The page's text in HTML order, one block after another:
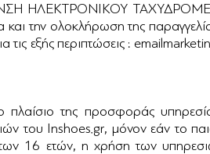
ΤΑΧΥΔΡΟΜΕΙΟΥ (E-
και την ολοκλήρωση της
τις εξής περιπτώσεις :
της προσφοράς
του Inshoes.gr, μόνον εάν το
των 16 ετών, η χρήση των